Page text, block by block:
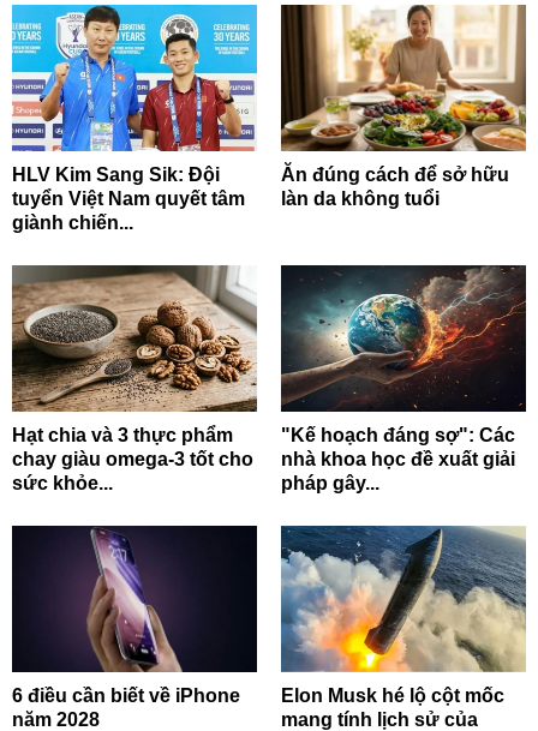
HLV Kim Sang Sik: Đội
tuyển Việt Nam quyết tâm
giành chiến...
Ăn đúng cách để sở hữu
làn da không tuổi
Hạt chia và 3 thực phẩm
chay giàu omega-3 tốt cho
sức khỏe...
"Kế hoạch đáng sợ": Các
nhà khoa học đề xuất giải
pháp gây...
6 điều cần biết về iPhone
năm 2028
Elon Musk hé lộ cột mốc
mang tính lịch sử của